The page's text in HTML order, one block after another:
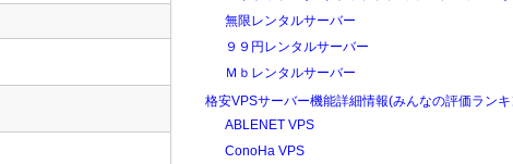
無限レンタルサーバー
９９円レンタルサーバー
Ｍｂレンタルサーバー
格安VPSサーバー機能詳細情報(みんなの評価ラン
ABLENET VPS
ConoHa VPS